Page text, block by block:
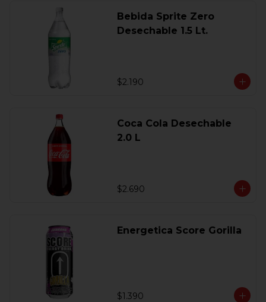
Bebida Sprite Zero
Desechable 1.5 Lt.
$2.190
Coca Cola Desechable
2.0 L
$2.690
Energetica Score Gorilla
$1.390